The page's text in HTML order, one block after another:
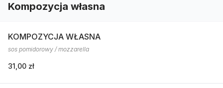
Kompozycja własna
KOMPOZYCJA WŁASNA
sos pomidorowy / mozzarella
31,00 zł